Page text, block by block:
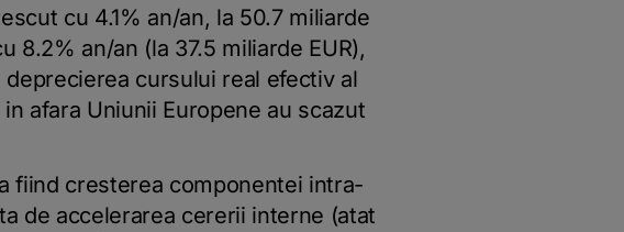
cu 4.1% an/an, la 50.7 miliarde
8.2% an/an (la 37.5 miliarde EUR),
cursului real efectiv al
afara Uniunii Europene au scazut
fiind cresterea componentei intra-
de accelerarea cererii interne (atat